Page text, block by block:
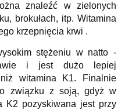
znaleźć w zielonych
brokułach, itp. Witamina
krzepnięcia krwi .
stężeniu w natto -
i jest dużo lepiej
witamina K1. Finalnie
związku z soją, gdyż w
K2 pozyskiwana jest przy